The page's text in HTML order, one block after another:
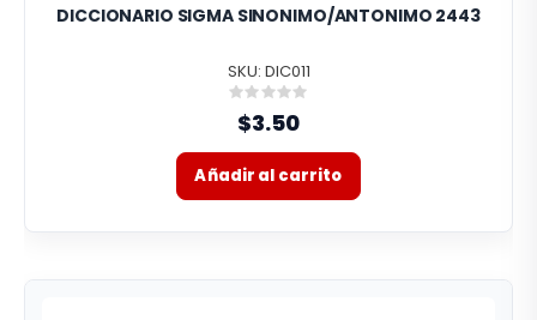
DICCIONARIO SIGMA SINONIMO/ANTONIMO 2443
SKU: DIC011
Rating:
0%
$3.50
Añadir al carrito